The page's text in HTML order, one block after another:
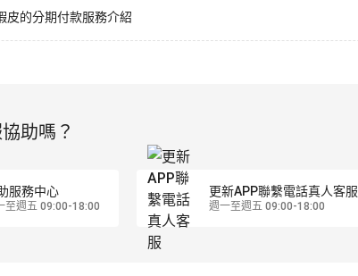
皮的分期付款服務介紹
助嗎？
服務中心
至週五 09:00-18:00
更新APP聯繫電話真人客服
週一至週五 09:00-18:00